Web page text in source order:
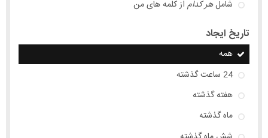
شاملهر کدام از کلمه های من
تاریخ ایجاد
همه
24 ساعت گذشته
هفته گذشته
ماه گذشته